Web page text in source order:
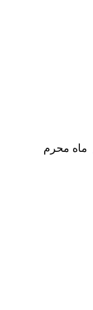
ماه محرم